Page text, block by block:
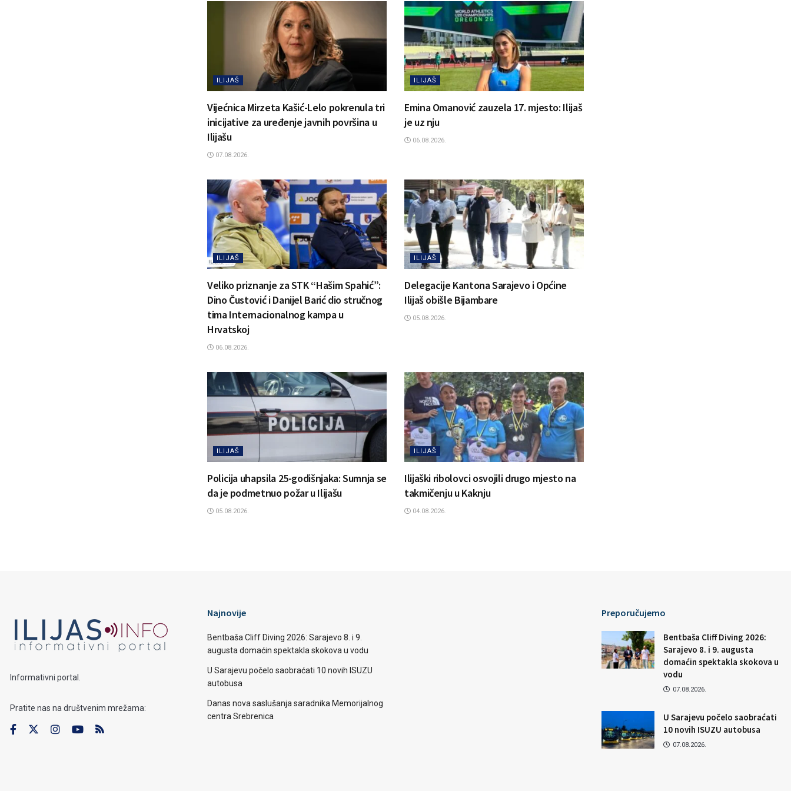
ILIJAŠ
Vijećnica Mirzeta Kašić-Lelo pokrenula tri
inicijative za uređenje javnih površina u
Ilijašu
07.08.2026.
ILIJAŠ
Emina Omanović zauzela 17. mjesto: Ilijaš
je uz nju
06.08.2026.
ILIJAŠ
Veliko priznanje za STK “Hašim Spahić”:
Dino Čustović i Danijel Barić dio stručnog
tima Internacionalnog kampa u
Hrvatskoj
06.08.2026.
ILIJAŠ
Delegacije Kantona Sarajevo i Općine
Ilijaš obišle Bijambare
05.08.2026.
ILIJAŠ
Policija uhapsila 25-godišnjaka: Sumnja se
da je podmetnuo požar u Ilijašu
05.08.2026.
ILIJAŠ
Ilijaški ribolovci osvojili drugo mjesto na
takmičenju u Kaknju
04.08.2026.
Informativni portal.
Pratite nas na društvenim mrežama:
Najnovije
Bentbaša Cliff Diving 2026: Sarajevo 8. i 9.
augusta domaćin spektakla skokova u vodu
U Sarajevu počelo saobraćati 10 novih ISUZU
autobusa
Danas nova saslušanja saradnika Memorijalnog
centra Srebrenica
Preporučujemo
Bentbaša Cliff Diving 2026:
Sarajevo 8. i 9. augusta
domaćin spektakla skokova u
vodu
07.08.2026.
U Sarajevu počelo saobraćati
10 novih ISUZU autobusa
07.08.2026.